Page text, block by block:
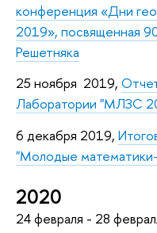
конференция «Дни
2019», посвященная
Решетняка
25 ноября 2019,
Лаборатории "МЛЗС
6 декабря 2019,
"Молодые
2020
24 февраля - 28